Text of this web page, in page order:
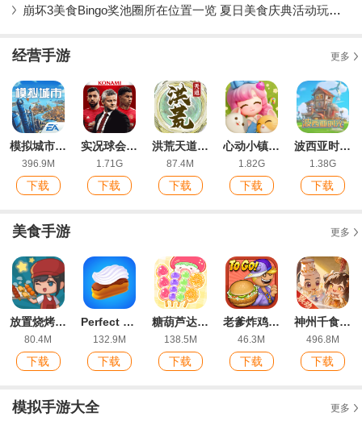
崩坏3美食Bingo奖池圈所在位置一览 夏日美食庆典活动玩法攻略
经营手游 更多
模拟城市我是市长最新版
396.9M
下载
实况球会经理网易官方版
1.71G
下载
洪荒天道2主宰游戏免广告版
87.4M
下载
心动小镇官方正版
1.82G
下载
波西亚时光手游最新版
1.38G
下载
美食手游 更多
放置烧烤店官方版
80.4M
下载
Perfect Cream完美奶油官方版
132.9M
下载
糖葫芦达人官方版(Tanghulu Master)
138.5M
下载
老爹炸鸡汉堡店无限金币版(Papa's Cluckeria To Go)
46.3M
下载
神州千食舫手游最新版
496.8M
下载
模拟手游大全 更多